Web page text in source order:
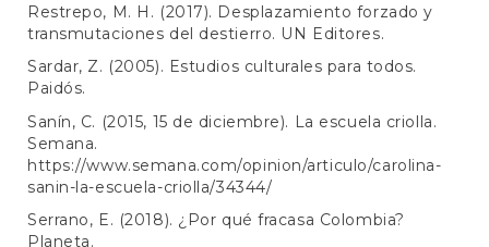
Restrepo, M. H. (2017). Desplazamiento forzado y
transmutaciones del destierro. UN Editores.
Sardar, Z. (2005). Estudios culturales para todos.
Paidós.
Sanín, C. (2015, 15 de diciembre). La escuela criolla.
Semana.
https://www.semana.com/opinion/articulo/carolina-
sanin-la-escuela-criolla/34344/
Serrano, E. (2018). ¿Por qué fracasa Colombia?
Planeta.